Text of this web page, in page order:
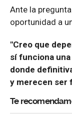
Ante la
oportunidad a
"Creo que
sí funciona
donde
y merecen ser
Te